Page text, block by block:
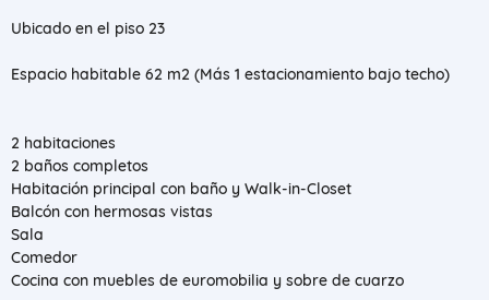
Ubicado en el piso 23
Espacio habitable 62 m2 (Más 1 estacionamiento bajo techo)
2 habitaciones
2 baños completos
Habitación principal con baño y Walk-in-Closet
Balcón con hermosas vistas
Sala
Comedor
Cocina con muebles de euromobilia y sobre de cuarzo